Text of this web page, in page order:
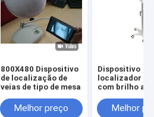
800X480 Dispositivo
de localização de
veias de tipo de mesa
Melhor preço
Dispositivo
localizador de
com brilho
Melhor